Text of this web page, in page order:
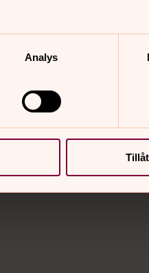
Analys
att sörja. Men kanske
beställa en kista och